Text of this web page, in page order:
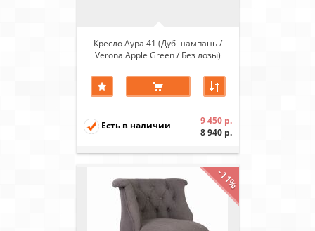
Кресло Аура 41 (Дуб шампань /
Verona Apple Green / Без лозы)
Есть в наличии
9 450 р.
8 940 р.
-11%